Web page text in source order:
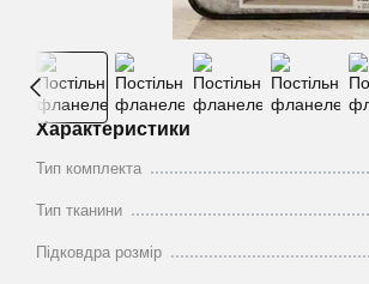
Характеристики
Тип комплекта
Тип тканини
Підковдра розмір